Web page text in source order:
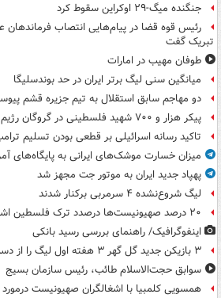
جنگنده میگ-۲۹ اوکراین سقوط کرد
رئیس قوه قضا در پیام‌هایی انتصاب‌ فرماندهان
تبریک گفت
طوفان مهیب در امارات
میانگین سنی لیگ برتر ایران در حد بوندسلیگا
دو مهاجم سابق استقلال به تیم جزیره قشم
پیکر هزار و ۷۰۰ شهید فلسطینی در گروگان رژیم صهیونیستی
تاکید رسانه اسرائیلی بر قطعی بودن تسلیم ترامپ
میزان خسارت موشک‌های ایرانی به پایگاه‌های
پهپاد جدید ایران به موتور جت مجهز شد
لیگ شروع‌نشده ۴ سرمربی برکنار شدند
۲۰ درصد صهیونیست‌ها درصدد ترک فلسطین اشغالی
اینفوگرافیک/ راهنمای بررسی رسید بانکی
۳ بازیکن جدید گل گهر ۳ هفته اول لیگ را از دست دادند
سوابق حجت‌الاسلام طائب، رئیس سازمان بسیج
همسویی کلمبیا با اشغالگران صهیونیست